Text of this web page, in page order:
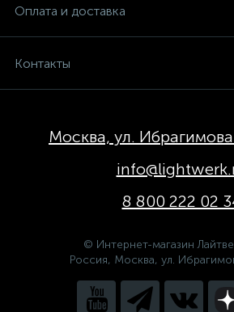
Оплата и доставка
Контакты
Москва, ул.
8 800 222 02
© Интернет-магазин
Россия, Москва, ул.